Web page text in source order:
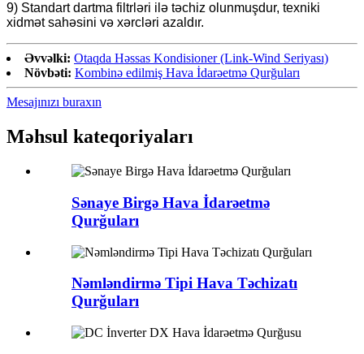
9) Standart dartma filtrləri ilə təchiz olunmuşdur, texniki
xidmət sahəsini və xərcləri azaldır.
Əvvəlki: Otaqda Həssas Kondisioner (Link-Wind Seriyası)
Növbəti: Kombinə edilmiş Hava İdarəetmə Qurğuları
Mesajınızı buraxın
Məhsul kateqoriyaları
Sənaye Birgə Hava İdarəetmə
Qurğuları
Nəmləndirmə Tipi Hava Təchizatı
Qurğuları